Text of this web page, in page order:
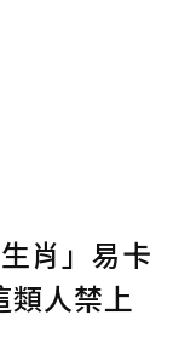
認送出
肖」易卡
類人禁上